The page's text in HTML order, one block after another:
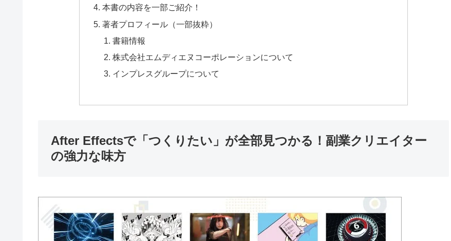
本書の内容を一部ご紹介！
著者プロフィール（一部抜粋）
書籍情報
株式会社エムディエヌコーポレーションについて
インプレスグループについて
After Effectsで「つくりたい」が全部見つかる！副業クリエイター
の強力な味方